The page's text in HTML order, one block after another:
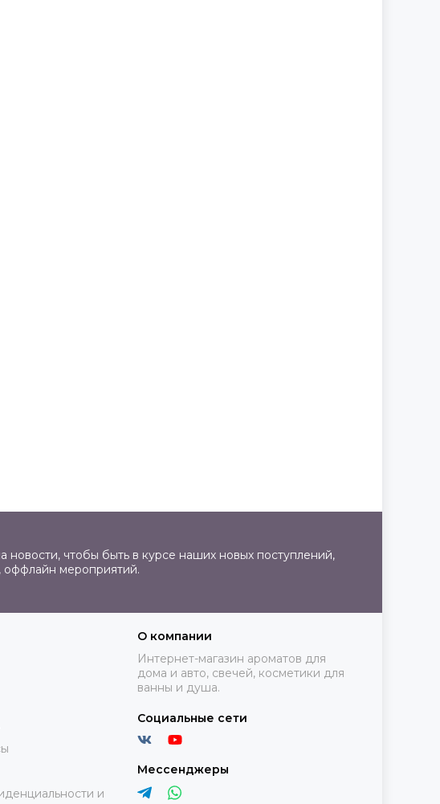
новости, чтобы быть в курсе наших новых поступлений,
оффлайн мероприятий.
и
О компании
Интернет-магазин ароматов для
дома и авто, свечей, косметики для
ванны и душа.
Социальные сети
Мессенджеры